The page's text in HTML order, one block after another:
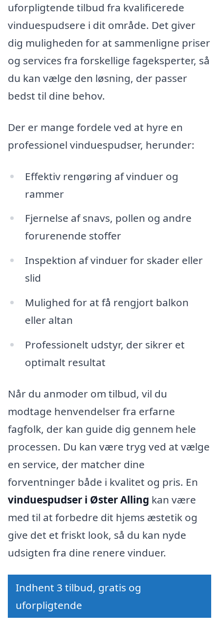
uforpligtende tilbud fra kvalificerede
vinduespudsere i dit område. Det giver
dig muligheden for at sammenligne priser
og services fra forskellige fageksperter, så
du kan vælge den løsning, der passer
bedst til dine behov.
Der er mange fordele ved at hyre en
professionel vinduespudser, herunder:
Effektiv rengøring af vinduer og
rammer
Fjernelse af snavs, pollen og andre
forurenende stoffer
Inspektion af vinduer for skader eller
slid
Mulighed for at få rengjort balkon
eller altan
Professionelt udstyr, der sikrer et
optimalt resultat
Når du anmoder om tilbud, vil du
modtage henvendelser fra erfarne
fagfolk, der kan guide dig gennem hele
processen. Du kan være tryg ved at vælge
en service, der matcher dine
forventninger både i kvalitet og pris. En
vinduespudser i Øster Alling kan være
med til at forbedre dit hjems æstetik og
give det et friskt look, så du kan nyde
udsigten fra dine renere vinduer.
Indhent 3 tilbud, gratis og
uforpligtende